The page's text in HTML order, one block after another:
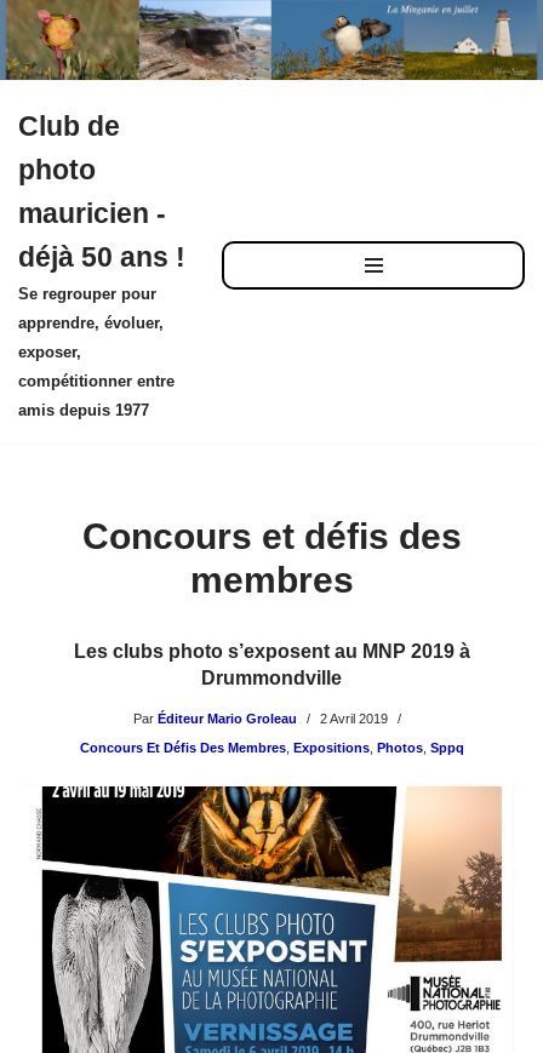
au
contenu
Club de
photo
mauricien -
déjà 50 ans !
Se regrouper pour
apprendre, évoluer,
exposer,
compétitionner entre
amis depuis 1977
Concours et défis des
membres
Les clubs photo s’exposent au MNP 2019 à
Drummondville
Par Éditeur Mario Groleau
2 Avril 2019
Concours Et Défis Des Membres, Expositions, Photos, Sppq